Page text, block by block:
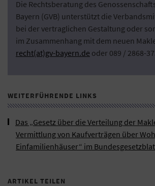
Die Rechtsberatung des
Bayern (GVB) unterstützt die
bei der vertraglichen Gestaltung oder
im Zusammenhang mit dem neuen
recht(at)gv-bayern.de oder 089 / 2868-
WEITERFÜHRENDE LINKS
Das „Gesetz über die Verteilung der
Vermittlung von Kaufverträgen über
Einfamilienhäuser“ im
ARTIKEL TEILEN